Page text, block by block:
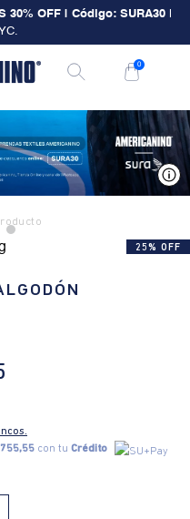
30% OFF | Código: SURA30
0
25% OFF
con tu Crédito